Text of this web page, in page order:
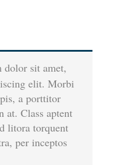
dolor sit amet,
elit. Morbi
a porttitor
at. Class aptent
litora torquent
per inceptos